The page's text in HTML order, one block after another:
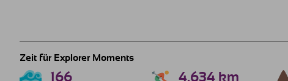
Zeit für Explorer Moments
166 4.634 km